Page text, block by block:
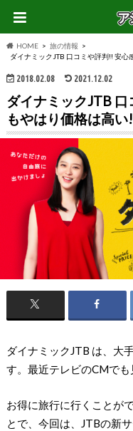
HOME
旅の情報
ダイナミックJTB 口コミや評判!! 安心
2018.02.08 2021.12.02
ダイナミックJTB
もやはり価格は高い
ダイナミックJTB は、大
す。最近テレビのCMでも
お得に旅行に行くことが
とで、今回は、JTBの新